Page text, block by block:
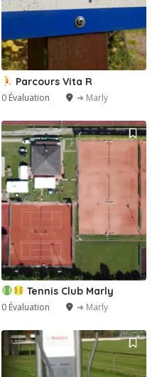
Parcours Vita R
0 Évaluation ➔ Marly
Tennis Club Marly
0 Évaluation ➔ Marly